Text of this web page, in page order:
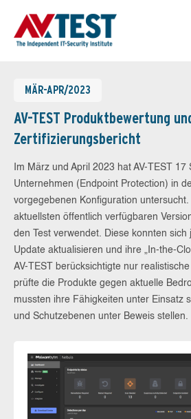
MÄR-APR/2023
AV-TEST Produktbewertung
Zertifizierungsbericht
Im März und April 2023 hat AV-TEST
Unternehmen (Endpoint Protection) in
vorgegebenen Konfiguration
aktuellsten öffentlich verfügbaren
den Test verwendet. Diese konnten sich
Update aktualisieren und ihre „In-the-
AV-TEST berücksichtigte nur
prüfte die Produkte gegen aktuelle
mussten ihre Fähigkeiten unter Einsatz
und Schutzebenen unter Beweis stellen.